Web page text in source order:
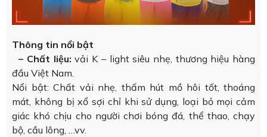
Thông tin nổi bật
– Chất liệu: vải K – light siêu nhẹ, thương hiệu hàng
đầu Việt Nam.
Nổi bật: Chất vải nhẹ, thấm hút mồ hôi tốt, thoáng
mát, không bị xổ sợi chỉ khi sử dụng, loại bỏ mọi cảm
giác khó chịu cho người chơi bóng đá, thể thao, chạy
bộ, cầu lông, …vv.